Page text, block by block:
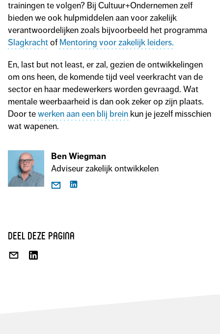
trainingen te volgen? Bij Cultuur+Ondernemen zelf
bieden we ook hulpmiddelen aan voor zakelijk
verantwoordelijken zoals bijvoorbeeld het programma
Slagkracht of Mentoring voor zakelijk leiders.
En, last but not least, er zal, gezien de ontwikkelingen
om ons heen, de komende tijd veel veerkracht van de
sector en haar medewerkers worden gevraagd. Wat
mentale weerbaarheid is dan ook zeker op zijn plaats.
Door te werken aan een blij brein kun je jezelf misschien
wat wapenen.
Ben Wiegman
Adviseur zakelijk ontwikkelen
deel deze pagina
DEEL
DEEL